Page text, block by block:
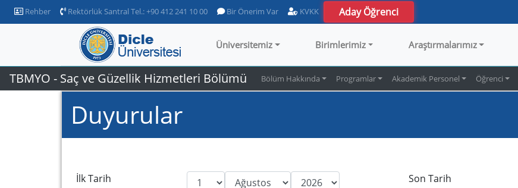
Rehber Rektörlük Santral Tel.: +90 412 241 10 00 Bir Önerim Var KVKK Aday Öğrenci
Üniversitemiz Birimlerimiz Araştırmalarımız
TBMYO - Saç ve Güzellik Hizmetleri Bölümü Bölüm Hakkında Programlar Akademik Personel Öğrenci
Duyurular
İlk Tarih
Son Tarih